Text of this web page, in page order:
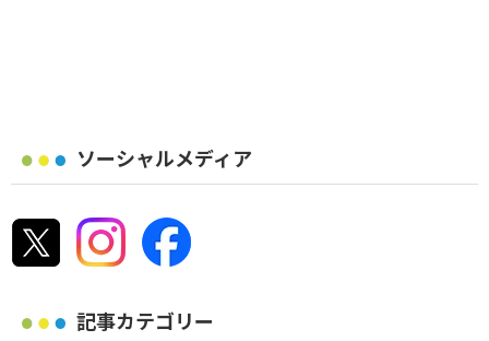
ソーシャルメディア
記事カテゴリー